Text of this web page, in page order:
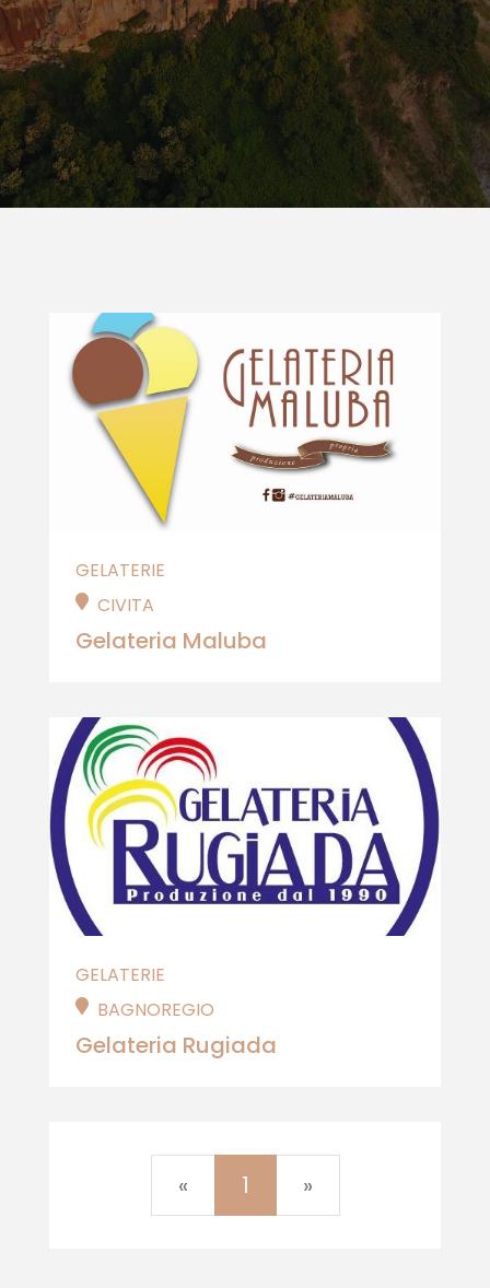
GELATERIE
CIVITA
Gelateria Maluba
GELATERIE
BAGNOREGIO
Gelateria Rugiada
«Previous
1 »Next